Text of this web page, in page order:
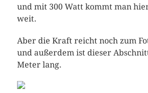
und mit 300 Watt kommt man
weit.
Aber die Kraft reicht noch zum
und außerdem ist dieser
Meter lang.